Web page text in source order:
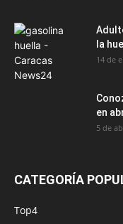
la
14 de
en
5 de
CATEGORÍA
Top4